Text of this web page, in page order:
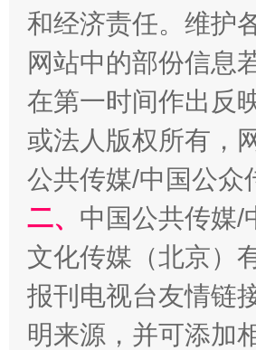
“刷贴”乱象丛生
和经济责任。维护
网站中的部份信息
在第一时间作出反
或法人版权所有，
公共传媒/中国公众
二、 中国公共传媒/
文化传媒（北京）
报刊电视台友情链
明来源，并可添加